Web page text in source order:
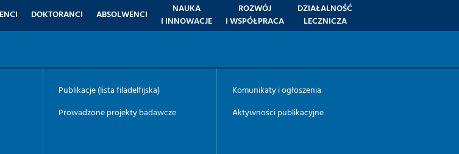
DOKTORANCI ABSOLWENCI
NAUKA
I INNOWACJE
ROZWÓJ
I WSPÓŁPRACA
DZIAŁALNOŚĆ
LECZNICZA
Publikacje (lista filadelfijska)
Prowadzone projekty badawcze
Komunikaty i ogłoszenia
Aktywności publikacyjne